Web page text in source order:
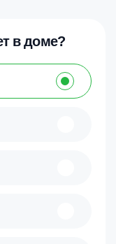
в доме?